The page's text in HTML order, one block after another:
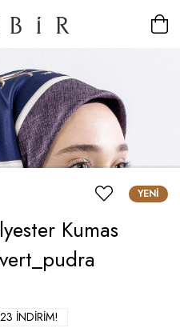
YENI
Kumas
İNDIRIM!